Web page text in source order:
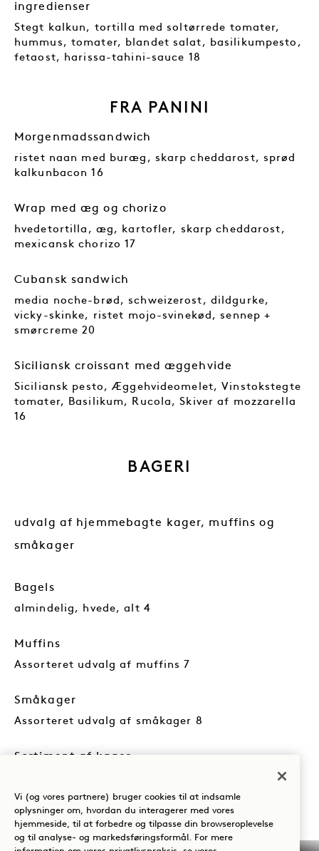
ingredienser
Stegt kalkun, tortilla med soltørrede tomater,
hummus, tomater, blandet salat, basilikumpesto,
fetaost, harissa-tahini-sauce 18
FRA PANINI
Morgenmadssandwich
ristet naan med buræg, skarp cheddarost, sprød
kalkunbacon 16
Wrap med æg og chorizo
hvedetortilla, æg, kartofler, skarp cheddarost,
mexicansk chorizo 17
Cubansk sandwich
media noche-brød, schweizerost, dildgurke,
vicky-skinke, ristet mojo-svinekød, sennep +
smørcreme 20
Siciliansk croissant med æggehvide
Siciliansk pesto, Æggehvideomelet, Vinstokstegte
tomater, Basilikum, Rucola, Skiver af mozzarella
16
BAGERI
udvalg af hjemmebagte kager, muffins og
småkager
Bagels
almindelig, hvede, alt 4
Muffins
Assorteret udvalg af muffins 7
Småkager
Assorteret udvalg af småkager 8
Sortiment af kager
kager 8
KAFFE, ESPRESSO OG TE
Vi (og vores partnere) bruger cookies til at indsamle
oplysninger om, hvordan du interagerer med vores
hjemmeside, til at forbedre og tilpasse din browseroplevelse
og til analyse- og markedsføringsformål. For mere